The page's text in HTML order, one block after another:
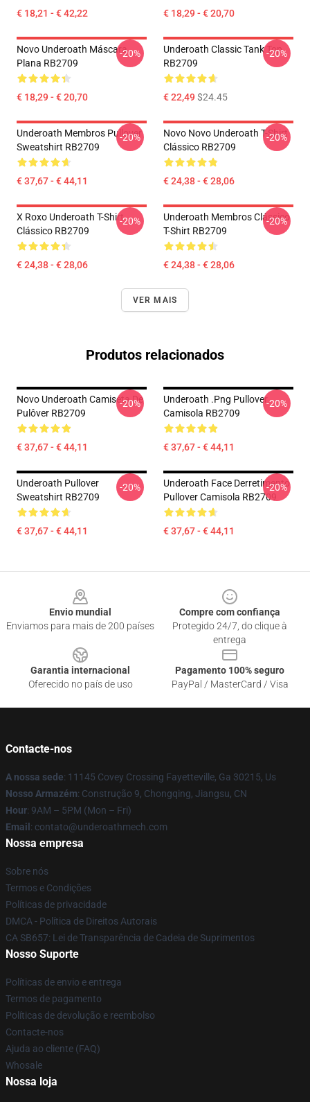
€ 18,21 - € 42,22 € 18,29 - € 20,70
Novo Underoath Máscara
Plana RB2709
€ 18,29 - € 20,70
-20%
Underoath Classic Tank Top
RB2709
€ 22,49$24.45
-20%
Underoath Membros Pullover
Sweatshirt RB2709
€ 37,67 - € 44,11
-20%
Novo Novo Underoath T-Shirt
Clássico RB2709
€ 24,38 - € 28,06
-20%
X Roxo Underoath T-Shirt
Clássico RB2709
€ 24,38 - € 28,06
-20%
Underoath Membros Clássico
T-Shirt RB2709
€ 24,38 - € 28,06
-20%
VER MAIS
Produtos relacionados
Novo Underoath Camiseta De
Pulôver RB2709
€ 37,67 - € 44,11
-20%
Underoath .png Pullover
Camisola RB2709
€ 37,67 - € 44,11
-20%
Underoath Pullover
Sweatshirt RB2709
€ 37,67 - € 44,11
-20%
Underoath Face Derretimento
Pullover Camisola RB2709
€ 37,67 - € 44,11
-20%
Envio mundial
Enviamos para mais de 200 países
Compre com confiança
Protegido 24/7, do clique à
entrega
Garantia internacional
Oferecido no país de uso
Pagamento 100% seguro
PayPal / MasterCard / Visa
Contacte-nos
A nossa sede: 11145 Covey Crossing Fayetteville, Ga 30215, Us
Nosso Armazém: Construção 9, Chongqing, Jiangsu, CN
Hour: 9AM – 5PM (Mon – Fri)
Email : contato@underoathmech.com
Nossa empresa
Sobre nós
Termos e Condições
Políticas de privacidade
DMCA - Política de Direitos Autorais
CA SB657: Lei de Transparência de Cadeia de Suprimentos
Nosso Suporte
Políticas de envio e entrega
Termos de pagamento
Políticas de devolução e reembolso
Contacte-nos
Ajuda ao cliente (FAQ)
Whosale
Nossa loja